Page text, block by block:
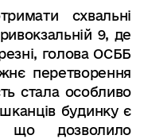
схвальні
9, де
голова ОСББ
перетворення
стала особливо
будинку є
що дозволило